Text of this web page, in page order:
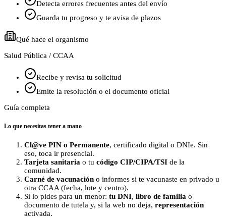
Detecta errores frecuentes antes del envío
Guarda tu progreso y te avisa de plazos
Qué hace el organismo
Salud Pública / CCAA
Recibe y revisa tu solicitud
Emite la resolución o el documento oficial
Guía completa
Lo que necesitas tener a mano
Cl@ve PIN o Permanente, certificado digital o DNIe. Sin
eso, toca ir presencial.
Tarjeta sanitaria o tu código CIP/CIPA/TSI de la
comunidad.
Carné de vacunación o informes si te vacunaste en privado u
otra CCAA (fecha, lote y centro).
Si lo pides para un menor: tu DNI, libro de familia o
documento de tutela y, si la web no deja, representación
activada.